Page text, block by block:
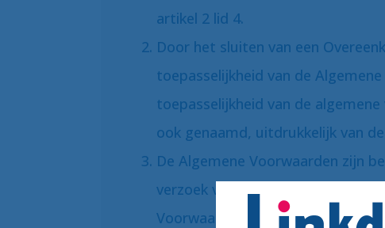
artikel 2 lid 4.
Door het sluiten van een
toepasselijkheid van de
toepasselijkheid van de
ook genaamd, uitdrukkelijk van
De Algemene Voorwaarden zijn
verzoek van Opdrachtnemer zal
Voorwaarden kosteloos toezenden.